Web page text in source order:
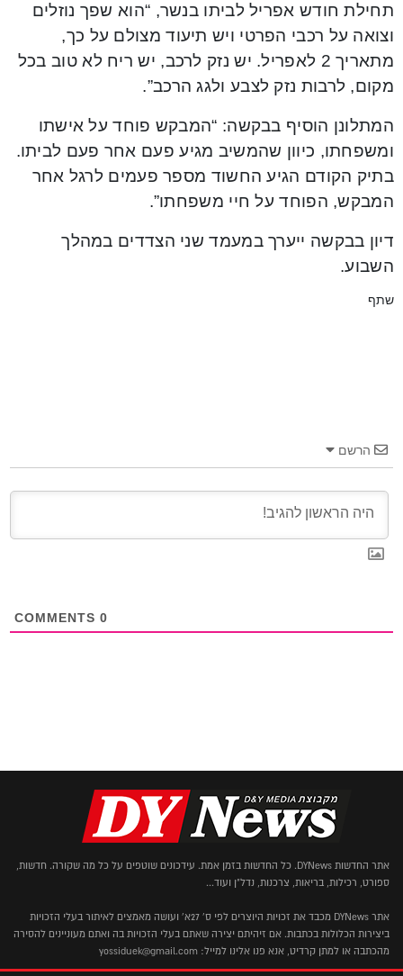
תחילת חודש אפריל לביתו בנשר, “הוא שפך נוזלים
וצואה על רכבי הפרטי ויש תיעוד מצולם על כך,
מתאריך 2 לאפריל. יש נזק לרכב, יש ריח לא טוב בכל
מקום, לרבות נזק לצבע ולגג הרכב”.
המתלונן הוסיף בבקשה: “המבקש פוחד על אישתו
ומשפחתו, כיוון שהמשיב מגיע פעם אחר פעם לביתו.
בתיק הקודם הגיע החשוד מספר פעמים לרגל אחר
המבקש, הפוחד על חיי משפחתו”.
דיון בבקשה ייערך במעמד שני הצדדים במהלך
השבוע.
שתף
הרשם
0
אתר החדשות DYNews. כל החדשות בזמן אמת. עידכונים שוטפים על כל מה שקורה. חדשות,
ספורט, רכילות, בריאות, צרכנות, נדל"ן ועוד...
אתר DYNews מכבד את זכויות היוצרים לפי ס' 27א' ועושה מאמצים לאיתור בעלי הזכויות
ביצירות הכלולות בכתבות. אם זיהיתם יצירה שאתם בעלי הזכויות בה ואתם מעוניינים להסירה
מהכתבה או למתן קרדיט, אנא פנו אלינו למייל: yossiduek@gmail.com